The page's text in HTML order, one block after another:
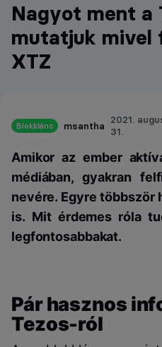
Nagyot ment a
mutatjuk mivel
XTZ
Blokklánc msantha 2021.
31.
Amikor az ember
médiában, gyakran
nevére. Egyre többször
is. Mit érdemes róla
legfontosabbakat.
Pár hasznos
Tezos-ról